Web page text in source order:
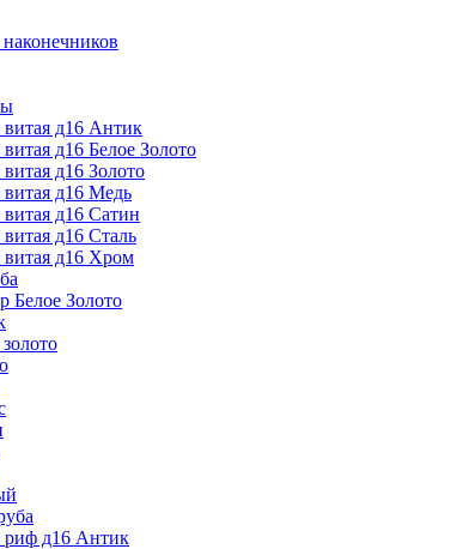
витая д16 Антик
д16 Белое Золото
д16 Золото
витая д16 Медь
витая д16 Сатин
д16 Сталь
витая д16 Хром
Белое Золото
риф д16 Антик